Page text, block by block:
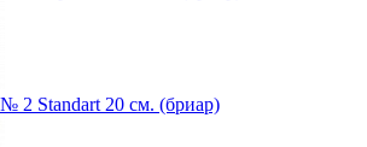
2 Standart 20 см. (бриар)